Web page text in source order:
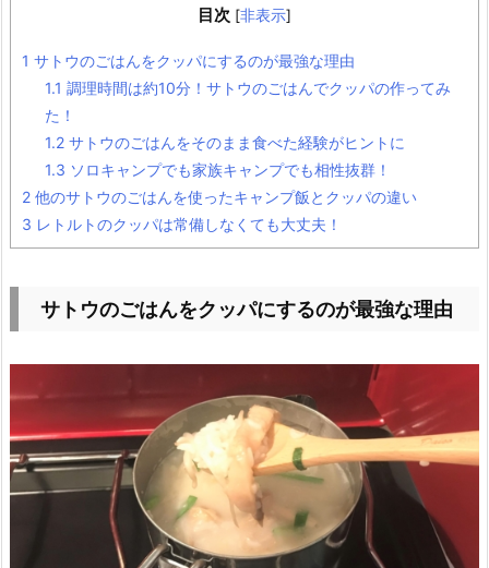
目次 [非表示]
1 サトウのごはんをクッパにするのが最強な理由
1.1 調理時間は約10分！サトウのごはんでクッパの作ってみ
た！
1.2 サトウのごはんをそのまま食べた経験がヒントに
1.3 ソロキャンプでも家族キャンプでも相性抜群！
2 他のサトウのごはんを使ったキャンプ飯とクッパの違い
3 レトルトのクッパは常備しなくても大丈夫！
サトウのごはんをクッパにするのが最強な理由